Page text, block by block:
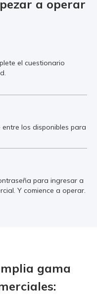
a operar
el cuestionario
los disponibles para
para ingresar a
Y comience a operar.
gama